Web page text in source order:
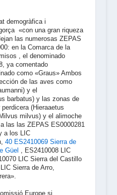
demogràfica i
«con una gran riqueza
las numerosas ZEPAS
en la Comarca de la
, el denominado
ya comentado
como «Graus» Ambos
de las aves como
) y el
barbatus) y las zonas de
(Hieraaetus
milvus) y el alimoche
las las ZEPAS ES0000281
a los LIC
40 ES2410069 Sierra de
Güel
ES2410008 LIC
LIC Sierra del Castillo
Sierra de Arro,
Europe si